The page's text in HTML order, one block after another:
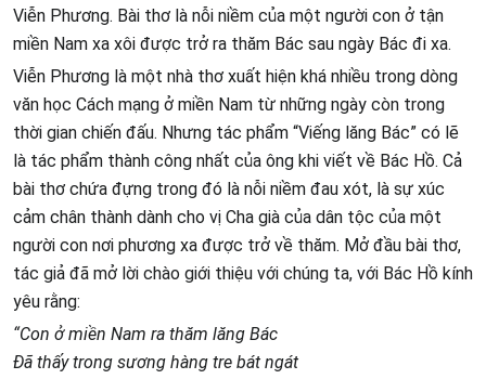
Viễn Phương. Bài thơ là nỗi niềm của một người con ở tận
miền Nam xa xôi được trở ra thăm Bác sau ngày Bác đi xa.
Viễn Phương là một nhà thơ xuất hiện khá nhiều trong dòng
văn học Cách mạng ở miền Nam từ những ngày còn trong
thời gian chiến đấu. Nhưng tác phẩm “Viếng lăng Bác” có lẽ
là tác phẩm thành công nhất của ông khi viết về Bác Hồ. Cả
bài thơ chứa đựng trong đó là nỗi niềm đau xót, là sự xúc
cảm chân thành dành cho vị Cha già của dân tộc của một
người con nơi phương xa được trở về thăm. Mở đầu bài thơ,
tác giả đã mở lời chào giới thiệu với chúng ta, với Bác Hồ kính
yêu rằng:
“Con ở miền Nam ra thăm lăng Bác
Đã thấy trong sương hàng tre bát ngát